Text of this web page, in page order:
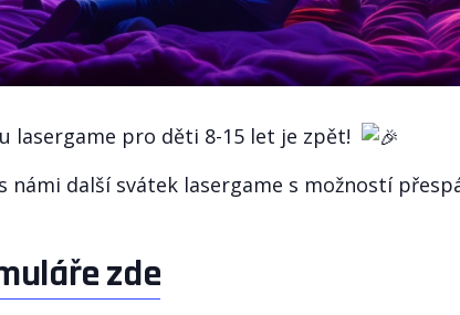
lasergame pro děti 8-15 let je zpět!
námi další svátek lasergame s možností
zde